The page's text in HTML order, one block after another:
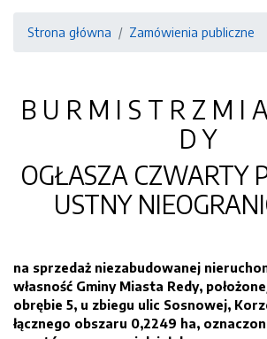
Strona główna Zamówienia publiczne
B U R M I S T R Z M I
D Y
OGŁASZA CZWARTY
USTNY
na sprzedaż niezabudowanej
własność Gminy Miasta Redy,
obrębie 5, u zbiegu ulic Sosnowej,
łącznego obszaru 0,2249 ha,